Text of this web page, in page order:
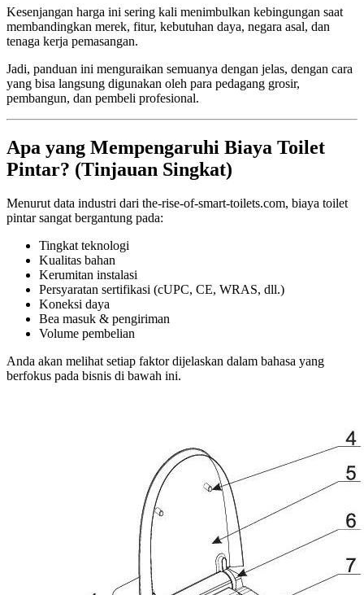
Kesenjangan harga ini sering kali menimbulkan kebingungan saat
membandingkan merek, fitur, kebutuhan daya, negara asal, dan
tenaga kerja pemasangan.
Jadi, panduan ini menguraikan semuanya dengan jelas, dengan cara
yang bisa langsung digunakan oleh para pedagang grosir,
pembangun, dan pembeli profesional.
Apa yang Mempengaruhi Biaya Toilet
Pintar? (Tinjauan Singkat)
Menurut data industri dari the-rise-of-smart-toilets.com, biaya toilet
pintar sangat bergantung pada:
Tingkat teknologi
Kualitas bahan
Kerumitan instalasi
Persyaratan sertifikasi (cUPC, CE, WRAS, dll.)
Koneksi daya
Bea masuk & pengiriman
Volume pembelian
Anda akan melihat setiap faktor dijelaskan dalam bahasa yang
berfokus pada bisnis di bawah ini.